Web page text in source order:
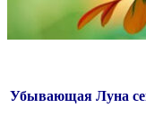
Убывающая Луна